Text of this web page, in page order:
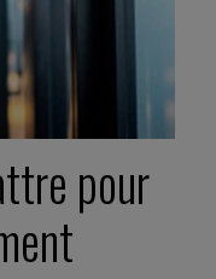
pour